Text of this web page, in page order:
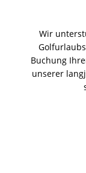
Wir
Buchung
unserer